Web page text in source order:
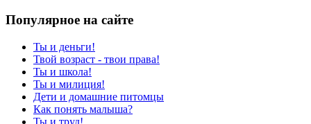
Популярное на сайте
Ты и деньги!
Твой возраст - твои права!
Ты и школа!
Ты и милиция!
Дети и домашние питомцы
Как понять малыша?